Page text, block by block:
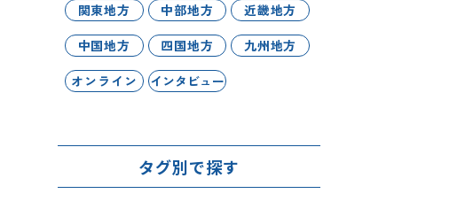
関東地方
中部地方
近畿地方
中国地方
四国地方
九州地方
オンライン
インタビュー
タグ別で探す